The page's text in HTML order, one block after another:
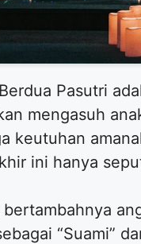
Pasutri
mengasuh
keutuhan
ini hanya
“Suami”